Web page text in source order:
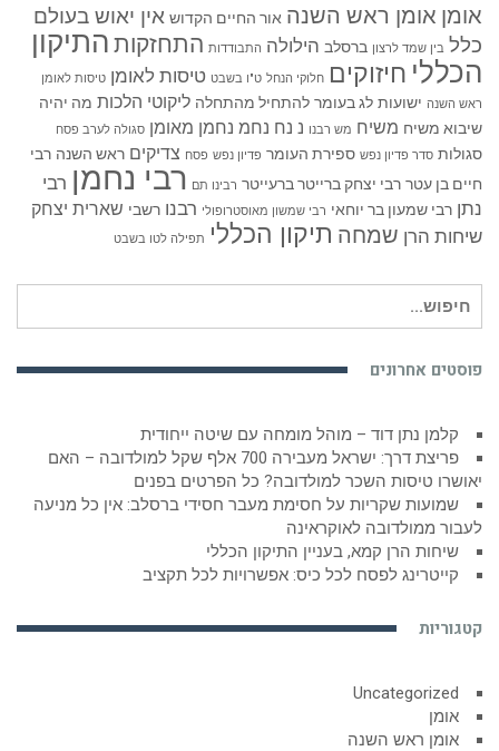
אומן אומן ראש השנה אור החיים הקדוש אין יאוש בעולם
כלל בין שמד לרצון ברסלב הילולה התבודדות התחזקות התיקון
הכללי חיזוקים חלוקי הנחל ט"ו בשבט טיסות לאומן טיסות לאומן
ראש השנה ישועות לג בעומר להתחיל מהתחלה ליקוטי הלכות מה יהיה
שיבוא משיח משיח מש רבנו נ נח נחמ נחמן מאומן סגולה לערב פסח
סגולות סדר פדיון נפש ספירת העומר פדיון נפש פסח צדיקים ראש השנה רבי
חיים בן עטר רבי יצחק ברייטר ברעייטר רבינו תם רבי נחמן רבי
נתן רבי שמעון בר יוחאי רבי שמשון מאוסטרופולי רבנו רשבי שארית יצחק
שיחות הרן שמחה תיקון הכללי תפילה לטו בשבט
עבור:
פוסטים אחרונים
קלמן נתן דוד – מוהל מומחה עם שיטה ייחודית
פריצת דרך: ישראל מעבירה 700 אלף שקל למולדובה – האם
יאושרו טיסות השכר למולדובה? כל הפרטים בפנים
שמועות שקריות על חסימת מעבר חסידי ברסלב: אין כל מניעה
לעבור ממולדובה לאוקראינה
שיחות הרן קמא, בעניין התיקון הכללי
קייטרינג לפסח לכל כיס: אפשרויות לכל תקציב
קטגוריות
Uncategorized
אומן
אומן ראש השנה